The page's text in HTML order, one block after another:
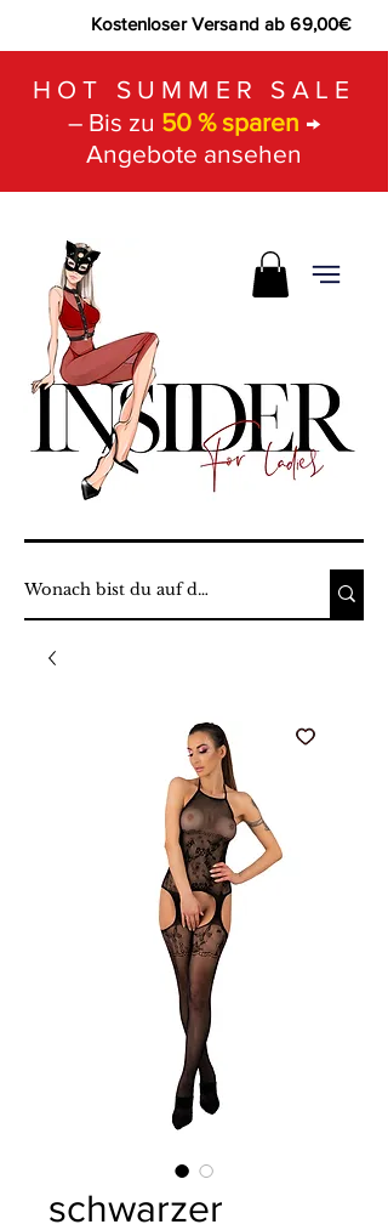
Kostenloser Versand ab 69,00€
HOT SUMMER SALE
– Bis zu 50 % sparen →
Angebote ansehen
schwarzer